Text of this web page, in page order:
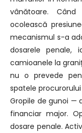
vânătoare.
ocolească
mecanismul s-a
dosarele penale,
camioanele la
nu o prevede
spatele
Gropile de gunoi —
financiar major.
dosare penale.